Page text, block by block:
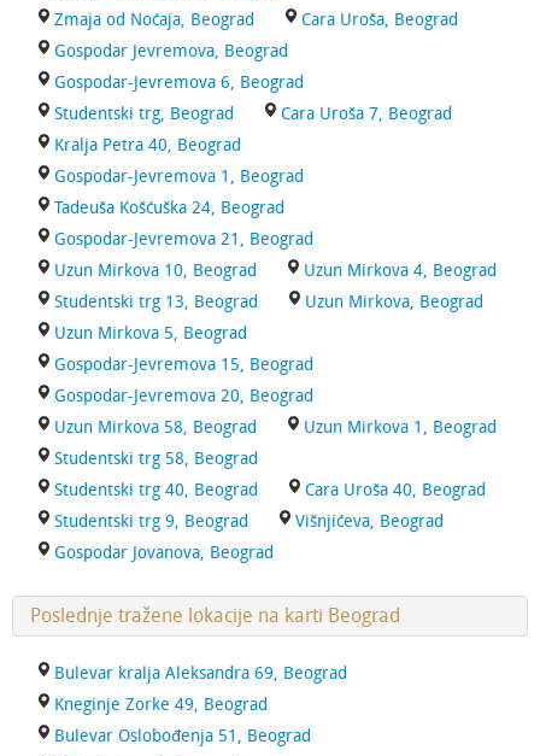
Zmaja od Noćaja, Beograd
Cara Uroša, Beograd
Gospodar Jevremova, Beograd
Gospodar-Jevremova 6, Beograd
Studentski trg, Beograd
Cara Uroša 7, Beograd
Kralja Petra 40, Beograd
Gospodar-Jevremova 1, Beograd
Tadeuša Košćuška 24, Beograd
Gospodar-Jevremova 21, Beograd
Uzun Mirkova 10, Beograd
Uzun Mirkova 4, Beograd
Studentski trg 13, Beograd
Uzun Mirkova, Beograd
Uzun Mirkova 5, Beograd
Gospodar-Jevremova 15, Beograd
Gospodar-Jevremova 20, Beograd
Uzun Mirkova 58, Beograd
Uzun Mirkova 1, Beograd
Studentski trg 58, Beograd
Studentski trg 40, Beograd
Cara Uroša 40, Beograd
Studentski trg 9, Beograd
Višnjićeva, Beograd
Gospodar Jovanova, Beograd
Poslednje tražene lokacije na karti Beograd
Bulevar kralja Aleksandra 69, Beograd
Kneginje Zorke 49, Beograd
Bulevar Oslobođenja 51, Beograd